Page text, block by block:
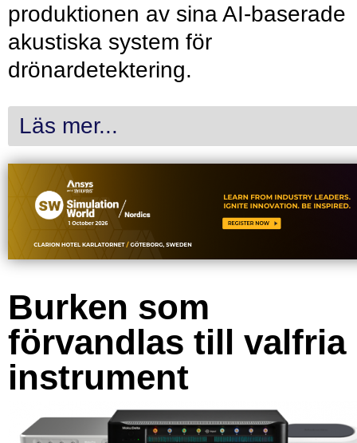
produktionen av sina AI-baserade
akustiska system för
drönardetektering.
Läs mer...
Burken som
förvandlas till valfria
instrument